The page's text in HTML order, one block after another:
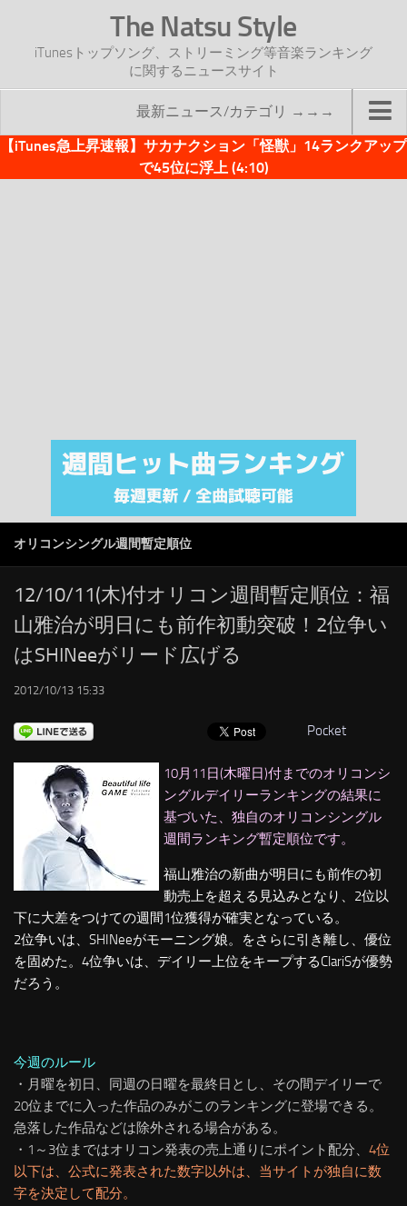
The Natsu Style
iTunesトップソング、ストリーミング等音楽ランキング
に関するニュースサイト
最新ニュース/カテゴリ →→→
TOP
注目カテゴリ
オリジナルiTunes週間トップソング
RSS
LINKS
【iTunes急上昇速報】サカナクション「怪獣」14ランクアップ
で45位に浮上 (4:10)
オリコンシングル週間暫定順位
12/10/11(木)付オリコン週間暫定順位：福
山雅治が明日にも前作初動突破！2位争い
はSHINeeがリード広げる
2012/10/13 15:33
Pocket
10月11日(木曜日)付までのオリコンシ
ングルデイリーランキングの結果に
基づいた、独自のオリコンシングル
週間ランキング暫定順位です。
福山雅治の新曲が明日にも前作の初
動売上を超える見込みとなり、2位以
下に大差をつけての週間1位獲得が確実となっている。
2位争いは、SHINeeがモーニング娘。をさらに引き離し、優位
を固めた。4位争いは、デイリー上位をキープするClariSが優勢
だろう。
今週のルール
・月曜を初日、同週の日曜を最終日とし、その間デイリーで
20位までに入った作品のみがこのランキングに登場できる。
急落した作品などは除外される場合がある。
・1～3位まではオリコン発表の売上通りにポイント配分、 4位
以下は、公式に発表された数字以外は、当サイトが独自に数
字を決定して配分。